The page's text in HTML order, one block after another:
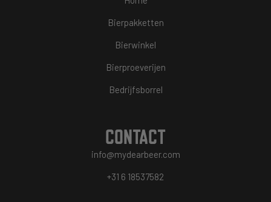
Bierpakketten
Bierwinkel
Bierproeverijen
Bedrijfsborrel
CONTACT
info@mydearbeer.com
+31 6 18537582